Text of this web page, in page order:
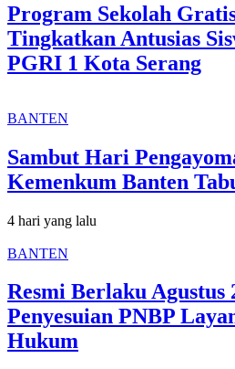
Program Sekolah
Tingkatkan Antusias
PGRI 1 Kota Serang
BANTEN
Sambut Hari
Kemenkum Banten
4 hari yang lalu
BANTEN
Resmi Berlaku Agustus
Penyesuian PNBP
Hukum